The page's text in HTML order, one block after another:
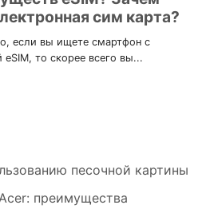
песочной картины
преимущества